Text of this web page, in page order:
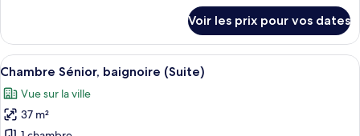
baignoire,
vue
ville
le
type
de
Chambre
Double
Deluxe,
Voir les prix pour vos dates
Afficher
toutes
les
photos
Une chambre d’hôtel moderne
6
Chambre Sénior, baignoire (Suite)
Vue sur la ville
37 m²